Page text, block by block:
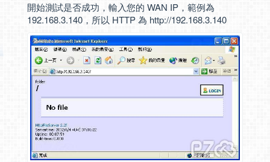
開始測試是否成功，輸入您的 WAN IP，範例為
192.168.3.140，所以 HTTP 為 http://192.168.3.140